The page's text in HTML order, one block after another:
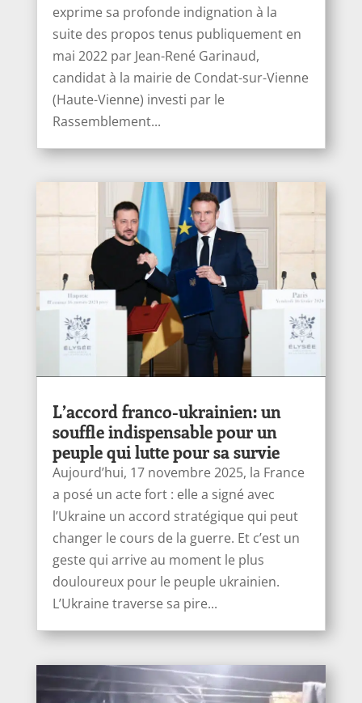
exprime sa profonde indignation à la
suite des propos tenus publiquement en
mai 2022 par Jean-René Garinaud,
candidat à la mairie de Condat-sur-Vienne
(Haute-Vienne) investi par le
Rassemblement...
L’accord franco-ukrainien: un
souffle indispensable pour un
peuple qui lutte pour sa survie
Aujourd’hui, 17 novembre 2025, la France
a posé un acte fort : elle a signé avec
l’Ukraine un accord stratégique qui peut
changer le cours de la guerre. Et c’est un
geste qui arrive au moment le plus
douloureux pour le peuple ukrainien.
L’Ukraine traverse sa pire...